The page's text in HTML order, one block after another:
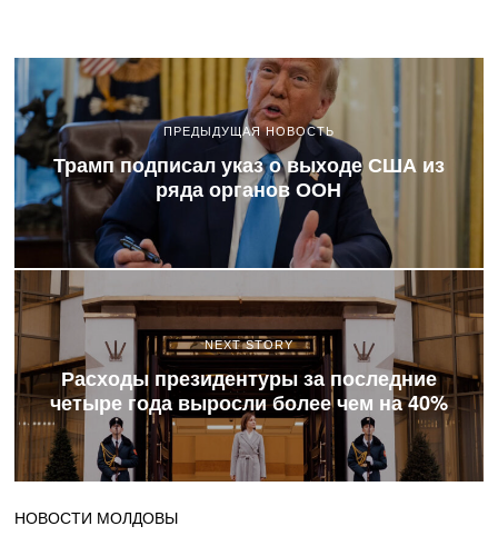
ПРЕДЫДУЩАЯ НОВОСТЬ
Трамп подписал указ о выходе США из
ряда органов ООН
NEXT STORY
Расходы президентуры за последние
четыре года выросли более чем на 40%
НОВОСТИ МОЛДОВЫ